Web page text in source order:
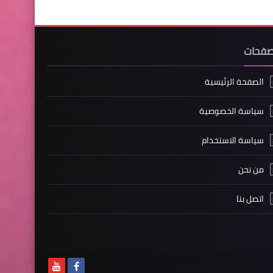
الصفحة الرئيسية
سياسة الخصوصية
سياسة الاستخدام
من نحن
اتصل بنا